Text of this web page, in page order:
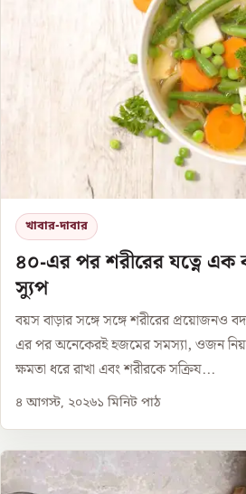
খাবার-দাবার
৪০-এর পর শরীরের যত্নে এক
স্যুপ
বয়স বাড়ার সঙ্গে সঙ্গে শরীরের প্রয়োজনও
এর পর অনেকেরই হজমের সমস্যা, ওজন
ক্ষমতা ধরে রাখা এবং শরীরকে সক্রিয...
৪ আগস্ট, ২০২৬১ মিনিট পাঠ